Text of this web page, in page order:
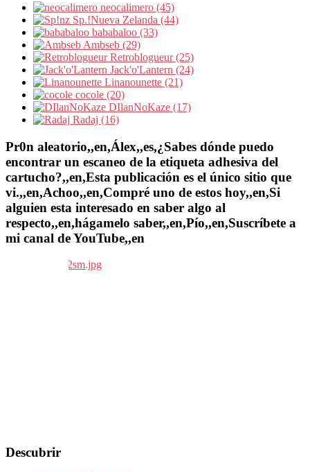
neocalimero (45)
Sp.!Nueva Zelanda (44)
bababaloo (33)
Ambseb (29)
Retroblogueur (25)
Jack'o'Lantern (24)
Linanounette (21)
cocole (20)
DIlanNoKaze (17)
Radaj (16)
Pr0n aleatorio,,en,Álex,,es,¿Sabes dónde puedo
encontrar un escaneo de la etiqueta adhesiva del
cartucho?,,en,Esta publicación es el único sitio que
vi.,,en,Achoo,,en,Compré uno de estos hoy,,en,Si
alguien esta interesado en saber algo al
respecto,,en,hágamelo saber,,en,Pío,,en,Suscríbete a
mi canal de YouTube,,en
Descubrir